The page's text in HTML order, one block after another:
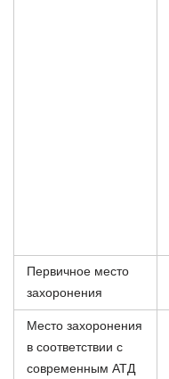
Первичное место
захоронения
Место захоронения
в соответствии с
современным АТД